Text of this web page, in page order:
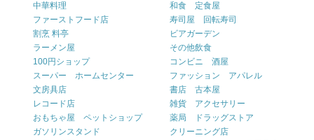
中華料理
和食 定食屋
ファーストフード店
寿司屋 回転寿司
割烹 料亭
ビアガーデン
ラーメン屋
その他飲食
100円ショップ
コンビニ 酒屋
スーパー ホームセンター
ファッション アパレル
文房具店
書店 古本屋
レコード店
雑貨 アクセサリー
おもちゃ屋 ペットショップ
薬局 ドラッグストア
ガソリンスタンド
クリーニング店